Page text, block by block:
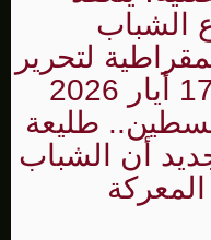
الشباب
لتحرير
فلسطين بلبنان في 17 أيار 2026
طليعة
أن الشباب